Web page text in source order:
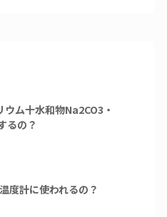
ウム十水和物Na2CO3・
るの？
度計に使われるの？